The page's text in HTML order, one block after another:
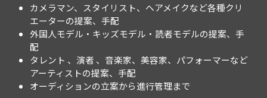
カメラマン、スタイリスト、ヘアメイクなど各種クリ
エーターの提案、手配
外国人モデル・キッズモデル・読者モデルの提案、手
配
タレント 、演者 、音楽家、美容家、パフォーマーなど
アーティストの提案、手配
オーディションの立案から進行管理まで